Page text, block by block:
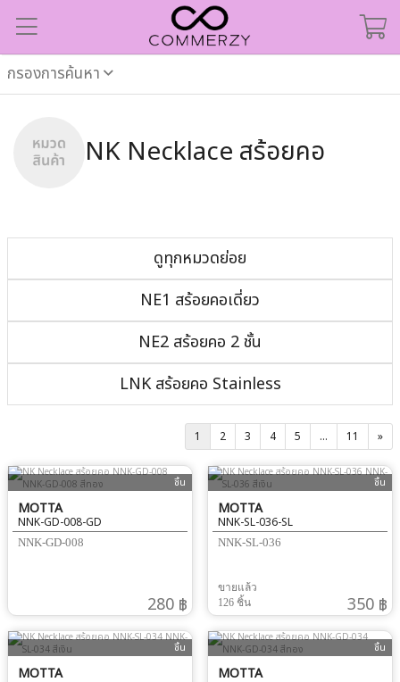
กรองการค้นหา
NK Necklace สร้อยคอ
ดูทุกหมวดย่อย
NE1 สร้อยคอเดี่ยว
NE2 สร้อยคอ 2 ชั้น
LNK สร้อยคอ Stainless
1 2 3 4 5 ... 11 »
ชิ้น
MOTTA
NNK-GD-008-GD
NNK-GD-008
280 ฿
ชิ้น
MOTTA
NNK-SL-036-SL
NNK-SL-036
ขายแล้ว
126 ชิ้น
350 ฿
ชิ้น
MOTTA
ชิ้น
MOTTA